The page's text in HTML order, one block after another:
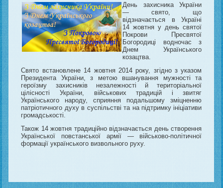
День захисника України
— свято, що
відзначається в Україні
14 жовтня у день святої
Покрови Пресвятої
Богородиці водночас з
Днем Українського
козацтва.
Свято встановлене 14 жовтня 2014 року, згідно з указом
Президента України, з метою вшанування мужності та
героїзму захисників незалежності й територіальної
цілісності України, військових традицій і звитяг
Українського народу, сприяння подальшому зміцненню
патріотичного духу в суспільстві та на підтримку ініціативи
громадськості.
Також 14 жовтня традиційно відзначається день створення
Української повстанської армії — військово-політичної
формації українського визвольного руху.